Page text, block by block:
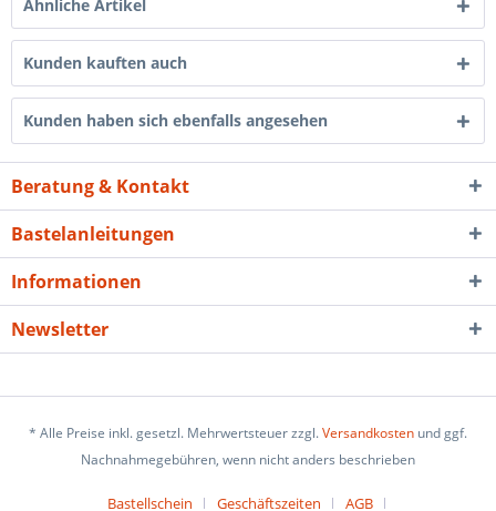
Ähnliche Artikel
Kunden kauften auch
Kunden haben sich ebenfalls angesehen
Beratung & Kontakt
Bastelanleitungen
Informationen
Newsletter
* Alle Preise inkl. gesetzl. Mehrwertsteuer zzgl.Versandkosten und ggf.
Nachnahmegebühren, wenn nicht anders beschrieben
Bastellschein Geschäftszeiten AGB